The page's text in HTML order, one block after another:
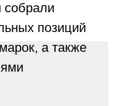
собрали
позиций
а также